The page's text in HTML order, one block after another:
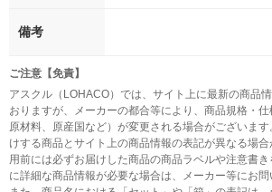
備考
ご注意【免責】
アスクル（LOHACO）では、サイト上に最新の商品
おりますが、メーカーの都合等により、商品規格・仕
原材料、原産国など）が変更される場合がございま
けする商品とサイト上の商品情報の表記が異なる場
用前には必ずお届けした商品の商品ラベルや注意書
に詳細な商品情報が必要な場合は、メーカー等にお問